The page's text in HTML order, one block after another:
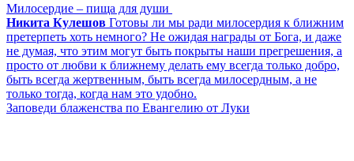
Милосердие – пища для души
Никита Кулешов Готовы ли мы ради милосердия к ближним
претерпеть хоть немного? Не ожидая награды от Бога, и даже
не думая, что этим могут быть покрыты наши прегрешения, а
просто от любви к ближнему делать ему всегда только добро,
быть всегда жертвенным, быть всегда милосердным, а не
только тогда, когда нам это удобно.
Заповеди блаженства по Евангелию от Луки